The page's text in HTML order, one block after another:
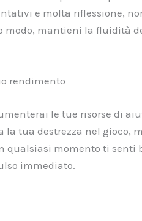
e molta riflessione,
modo, mantieni la fluidità
rendimento
le tue risorse di
tua destrezza nel gioco,
qualsiasi momento ti
immediato.